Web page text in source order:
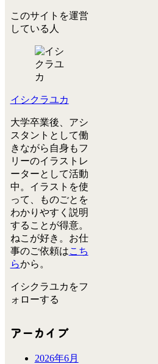
このサイトを運営
している人
イシクラユカ
大学卒業後、アシ
スタントとして働
きながら自身もフ
リーのイラストレ
ーターとして活動
中。イラストを使
って、ものごとを
わかりやすく説明
することが得意。
ねこが好き。お仕
事のご依頼はこち
らから。
イシクラユカをフ
ォローする
アーカイブ
2026年6月